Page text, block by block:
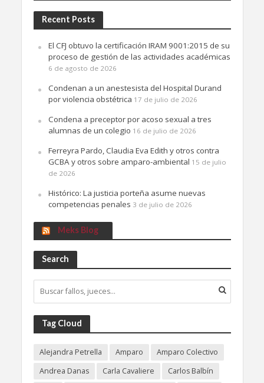
Recent Posts
El CFJ obtuvo la certificación IRAM 9001:2015 de su
proceso de gestión de las actividades académicas
6 de agosto de 2026
Condenan a un anestesista del Hospital Durand
por violencia obstétrica 17 de julio de 2026
Condena a preceptor por acoso sexual a tres
alumnas de un colegio 16 de julio de 2026
Ferreyra Pardo, Claudia Eva Edith y otros contra
GCBA y otros sobre amparo-ambiental 15 de julio
de 2026
Histórico: La justicia porteña asume nuevas
competencias penales 3 de julio de 2026
Meks Blog
Search
Tag Cloud
Alejandra Petrella Amparo
Amparo Colectivo
Andrea Danas
Carla Cavaliere
Carlos Balbín